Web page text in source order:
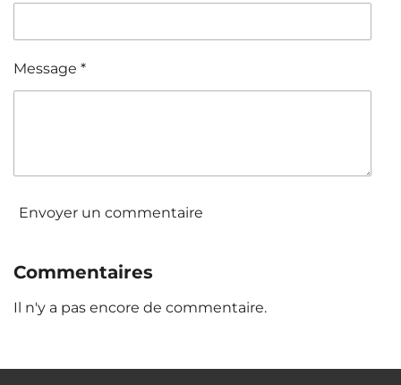
Message *
Envoyer un commentaire
Commentaires
Il n'y a pas encore de commentaire.